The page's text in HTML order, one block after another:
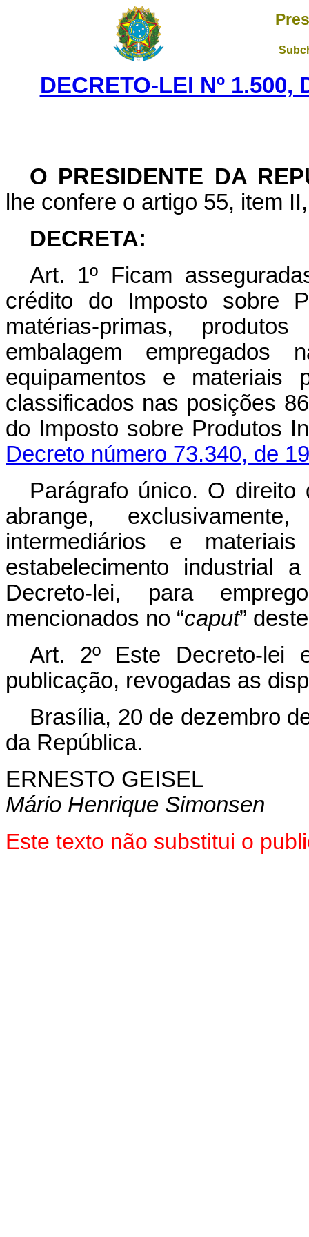
DECRETO-LEI Nº 1.500,
O PRESIDENTE DA
lhe confere o artigo 55, item
DECRETA:
Art. 1º Ficam
crédito do Imposto sobre
matérias-primas,
embalagem empregados
equipamentos e materiais
classificados nas posições
do Imposto sobre Produtos
Decreto número 73.340, de
Parágrafo único. O
abrange,
intermediários e
estabelecimento industrial
Decreto-lei, para
mencionados no “caput”
Art. 2º Este Decreto-lei
publicação, revogadas as
Brasília, 20 de dezembro
da República.
ERNESTO GEISEL
Mário Henrique Simonsen
Este texto não substitui o